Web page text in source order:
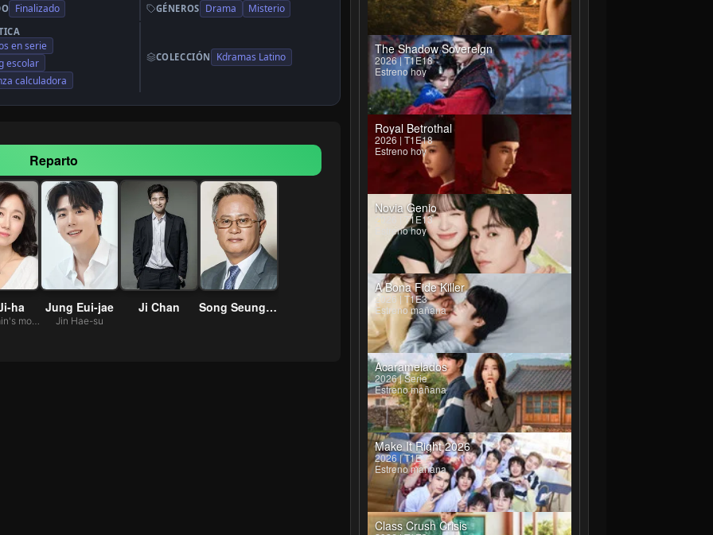
Finalizado GÉNEROS Drama Misterio
en serie
escolar
calculadora
COLECCIÓN Kdramas Latino
Reparto
ha
Kyung-min's mother
Jung Eui-jae
Jin Hae-su
Ji Chan Song Seung-hwan
The Shadow Sovereign
2026 | T1E18
Estreno hoy
Royal Betrothal
2026 | T1E18
Estreno hoy
Novia Genio
2026 | T1E13
Estreno hoy
A Bona Fide Killer
2026 | T1E3
Estreno mañana
Acaramelados
2026 | Serie
Estreno mañana
Make It Right 2026
2026 | T1E4
Estreno mañana
Class Crush Crisis